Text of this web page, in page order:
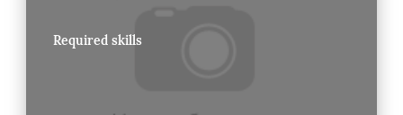
Required skills